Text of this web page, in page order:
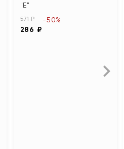
"Е"
571 ₽
286 ₽
-50%